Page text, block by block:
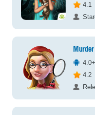
4.1
4.0+
4.2